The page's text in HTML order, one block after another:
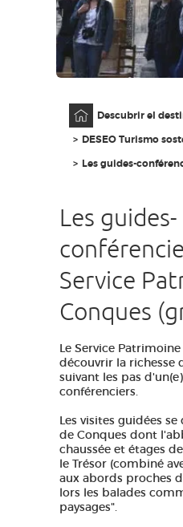
ES
Descubrir el
DESEO Turismo
Les guides-
Les guides-
Service
Conques
Le Service
découvrir la richesse
suivant les pas
conférenciers.
Les visites guidées
de Conques dont
chaussée et étages
le Trésor (combiné
aux abords proches
lors les balades
paysages".